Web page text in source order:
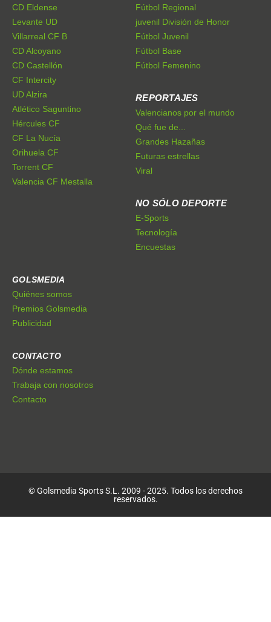
CD Eldense
Levante UD
Villarreal CF B
CD Alcoyano
CD Castellón
CF Intercity
UD Alzira
Atlético Saguntino
Hércules CF
CF La Nucía
Orihuela CF
Torrent CF
Valencia CF Mestalla
Fútbol Regional
juvenil División de Honor
Fútbol Juvenil
Fútbol Base
Fútbol Femenino
REPORTAJES
Valencianos por el mundo
Qué fue de...
Grandes Hazañas
Futuras estrellas
Viral
NO SÓLO DEPORTE
E-Sports
Tecnología
Encuestas
GOLSMEDIA
Quiénes somos
Premios Golsmedia
Publicidad
CONTACTO
Dónde estamos
Trabaja con nosotros
Contacto
© Golsmedia Sports S.L. 2009 - 2025. Todos los derechos
reservados.